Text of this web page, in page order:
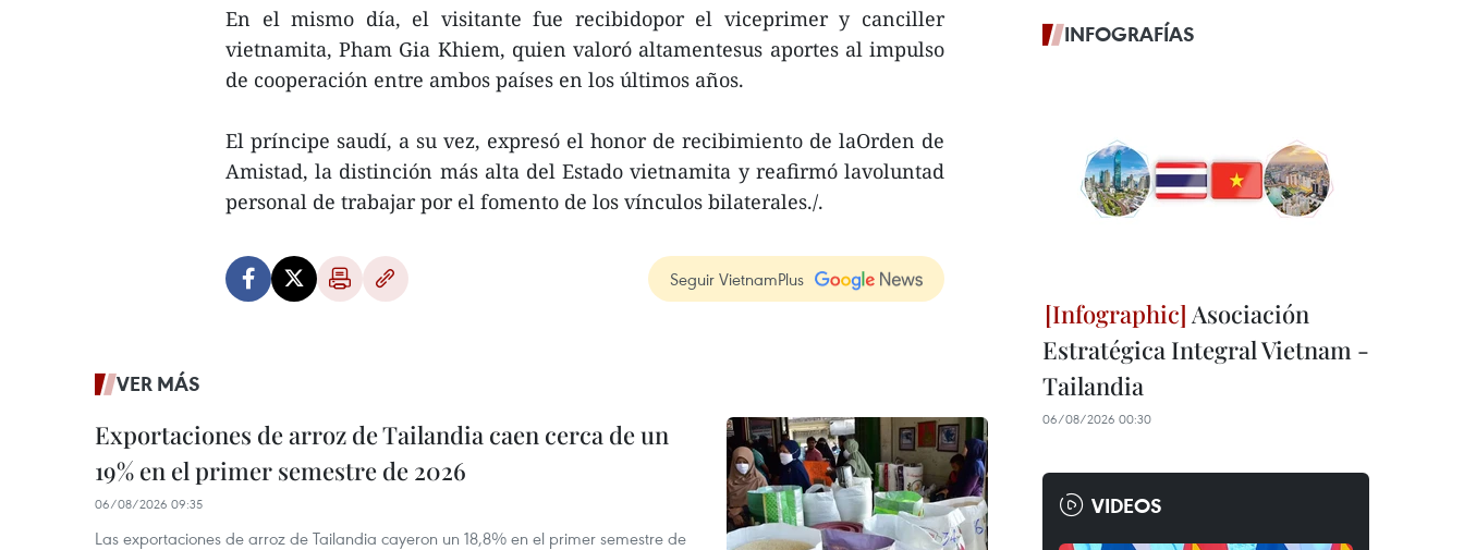
En el mismo día, el visitante fue recibidopor el viceprimer y canciller
vietnamita, Pham Gia Khiem, quien valoró altamentesus aportes al impulso
de cooperación entre ambos países en los últimos años.
El príncipe saudí, a su vez, expresó el honor de recibimiento de laOrden de
Amistad, la distinción más alta del Estado vietnamita y reafirmó lavoluntad
personal de trabajar por el fomento de los vínculos bilaterales./.
Seguir VietnamPlus
VER MÁS
Exportaciones de arroz de Tailandia caen cerca de un
19% en el primer semestre de 2026
06/08/2026 09:35
Las exportaciones de arroz de Tailandia cayeron un 18,8% en el primer semestre de
INFOGRAFÍAS
Asociación
Estratégica Integral Vietnam -
Tailandia
06/08/2026 00:30
VIDEOS